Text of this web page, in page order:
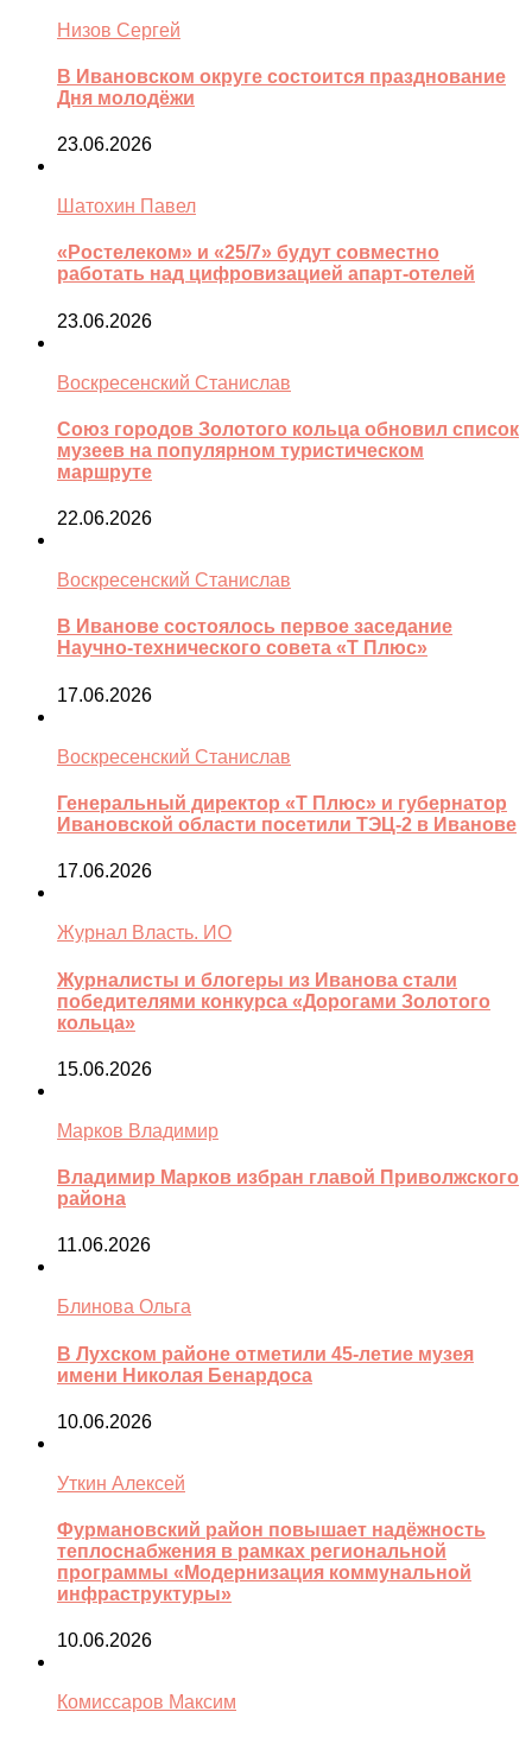
Низов Сергей
В Ивановском округе состоится празднование
Дня молодёжи
23.06.2026
Шатохин Павел
«Ростелеком» и «25/7» будут совместно
работать над цифровизацией апарт-отелей
23.06.2026
Воскресенский Станислав
Союз городов Золотого кольца обновил список
музеев на популярном туристическом
маршруте
22.06.2026
Воскресенский Станислав
В Иванове состоялось первое заседание
Научно-технического совета «Т Плюс»
17.06.2026
Воскресенский Станислав
Генеральный директор «Т Плюс» и губернатор
Ивановской области посетили ТЭЦ-2 в Иванове
17.06.2026
Журнал Власть. ИО
Журналисты и блогеры из Иванова стали
победителями конкурса «Дорогами Золотого
кольца»
15.06.2026
Марков Владимир
Владимир Марков избран главой Приволжского
района
11.06.2026
Блинова Ольга
В Лухском районе отметили 45-летие музея
имени Николая Бенардоса
10.06.2026
Уткин Алексей
Фурмановский район повышает надёжность
теплоснабжения в рамках региональной
программы «Модернизация коммунальной
инфраструктуры»
10.06.2026
Комиссаров Максим